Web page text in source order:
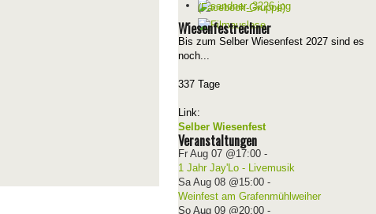
(Facebook-Gruppe)
Wiesenfestrechner
Bis zum Selber Wiesenfest 2027 sind es
noch...
337 Tage
Link:
Selber Wiesenfest
Veranstaltungen
Fr Aug 07 @17:00-
1 Jahr Jay'Lo - Livemusik
Sa Aug 08 @15:00-
Weinfest am Grafenmühlweiher
So Aug 09 @20:00-